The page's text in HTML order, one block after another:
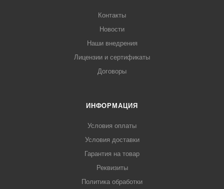
Контакты
Новости
Наши внедрения
Лицензии и сертификаты
Договоры
ИНФОРМАЦИЯ
Условия оплаты
Условия доставки
Гарантия на товар
Реквизиты
Политика обработки